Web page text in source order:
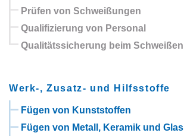
Prüfen von Schweißungen
Qualifizierung von Personal
Qualitätssicherung beim Schweißen
Werk-, Zusatz- und Hilfsstoffe
Fügen von Kunststoffen
Fügen von Metall, Keramik und Glas